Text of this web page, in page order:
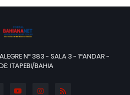
Nº 383 - SALA 3 - 1ºANDAR -
ITAPEBI/BAHIA